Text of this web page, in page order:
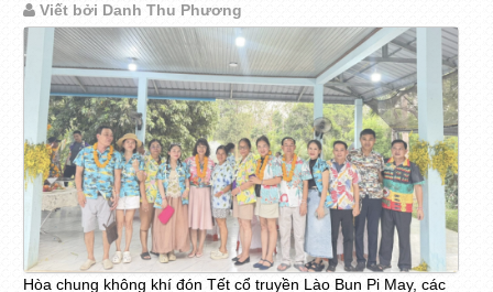
Viết bởi Danh Thu Phương
Hòa chung không khí đón Tết cổ truyền Lào Bun Pi May, các